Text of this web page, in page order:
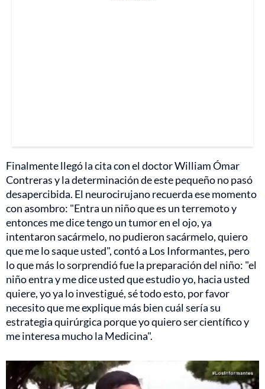
Finalmente llegó la cita con el doctor William Ómar
Contreras y la determinación de este pequeño no pasó
desapercibida. El neurocirujano recuerda ese momento
con asombro: "Entra un niño que es un terremoto y
entonces me dice tengo un tumor en el ojo, ya
intentaron sacármelo, no pudieron sacármelo, quiero
que me lo saque usted", contó a Los Informantes, pero
lo que más lo sorprendió fue la preparación del niño: "el
niño entra y me dice usted que estudio yo, hacia usted
quiere, yo ya lo investigué, sé todo esto, por favor
necesito que me explique más bien cuál sería su
estrategia quirúrgica porque yo quiero ser científico y
me interesa mucho la Medicina".